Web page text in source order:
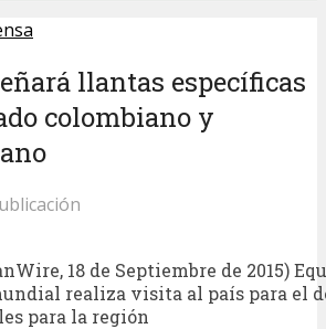
llantas específicas
colombiano y
18 de Septiembre de 2015)
realiza visita al país para el
para la región